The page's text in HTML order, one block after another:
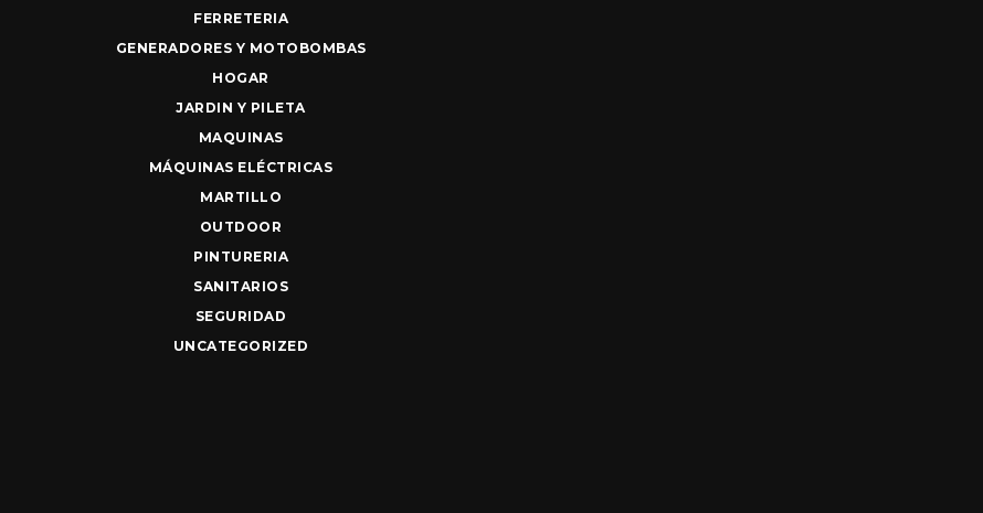
FERRETERIA
GENERADORES Y MOTOBOMBAS
HOGAR
JARDIN Y PILETA
MAQUINAS
MÁQUINAS ELÉCTRICAS
MARTILLO
OUTDOOR
PINTURERIA
SANITARIOS
SEGURIDAD
UNCATEGORIZED